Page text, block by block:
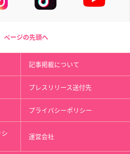
ページの先頭へ
記事掲載について
プレスリリース送付先
プライバシーポリシー
運営会社